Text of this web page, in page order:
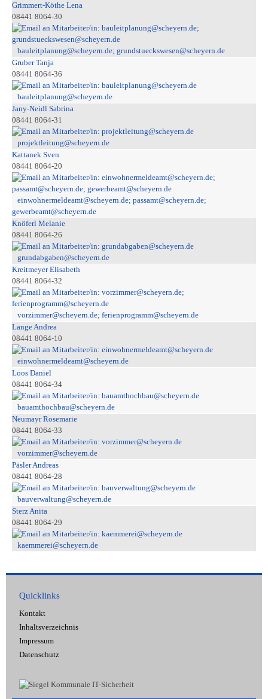
Grimmert-Köthe Lena
08441 8064-30
bauleitplanung@scheyern.de; grundstueckswesen@scheyern.de
Gruber Tanja
08441 8064-36
bauleitplanung@scheyern.de
Jany-Neidl Sabrina
08441 8064-31
projektleitung@scheyern.de
Kattanek Sven
08441 8064-20
einwohnermeldeamt@scheyern.de; passamt@scheyern.de;
gewerbeamt@scheyern.de
Knöferl Melanie
08441 8064-26
grundabgaben@scheyern.de
Kreitmeyer Elisabeth
08441 8064-32
vorzimmer@scheyern.de; ferienprogramm@scheyern.de
Lange Andrea
08441 8064-10
einwohnermeldeamt@scheyern.de
Loos Daniel
08441 8064-34
bauamthochbau@scheyern.de
Neumayr Rosemarie
08441 8064-33
vorzimmer@scheyern.de
Päsler Andreas
08441 8064-28
bauverwaltung@scheyern.de
Sterz Anita
08441 8064-29
kaemmerei@scheyern.de
Quicklinks
Kontakt
Inhaltsverzeichnis
Impressum
Datenschutz